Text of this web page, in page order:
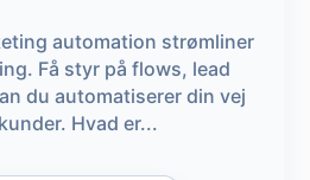
automation strømliner
Få styr på flows, lead
du automatiserer din vej
Hvad er...